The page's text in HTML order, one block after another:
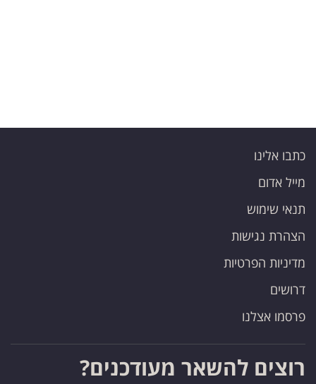
כתבו אלינו
מייל אדום
תנאי שימוש
הצהרת נגישות
מדיניות הפרטיות
דרושים
פרסמו אצלנו
רוצים להשאר מעודכנים?